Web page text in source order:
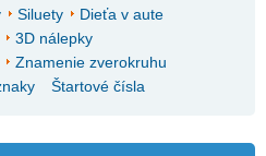
Siluety
Dieťa v aute
3D nálepky
Znamenie zverokruhu
Štartové čísla